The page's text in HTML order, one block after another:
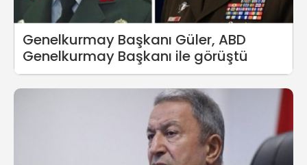
Genelkurmay Başkanı Güler, ABD
Genelkurmay Başkanı ile görüştü